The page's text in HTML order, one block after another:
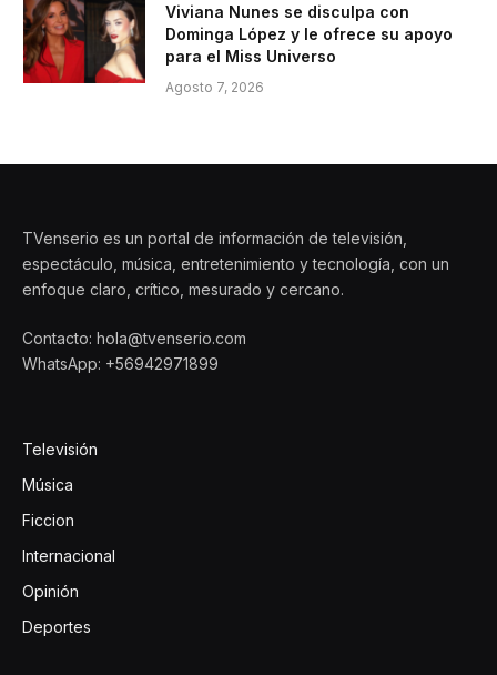
Viviana Nunes se disculpa con
Dominga López y le ofrece su apoyo
para el Miss Universo
Agosto 7, 2026
TVenserio es un portal de información de televisión,
espectáculo, música, entretenimiento y tecnología, con un
enfoque claro, crítico, mesurado y cercano.
Contacto: hola@tvenserio.com
WhatsApp: +56942971899
Televisión
Música
Ficcion
Internacional
Opinión
Deportes